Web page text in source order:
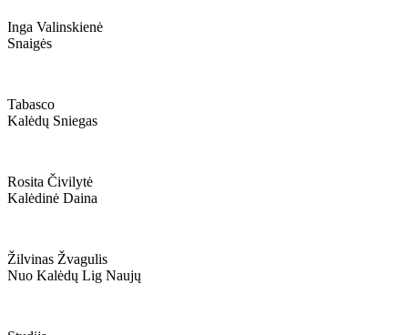
Inga Valinskienė
Snaigės
Tabasco
Kalėdų Sniegas
Rosita Čivilytė
Kalėdinė Daina
Žilvinas Žvagulis
Nuo Kalėdų Lig Naujų